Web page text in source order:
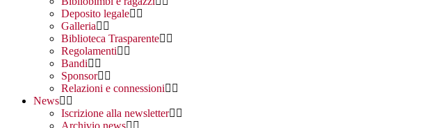
Deposito legale
Galleria
Biblioteca Trasparente
Regolamenti
Bandi
Sponsor
Relazioni e connessioni
News
Iscrizione alla newsletter
Archivio news